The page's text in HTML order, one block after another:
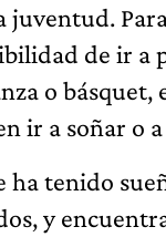
juventud.
de ir a
o básquet,
ir a soñar o
ha tenido
y